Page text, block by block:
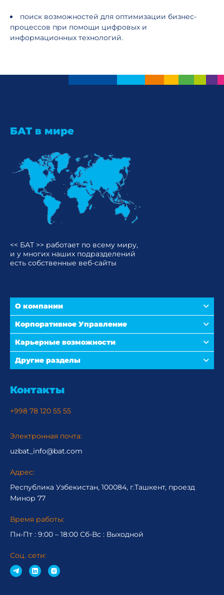
поиск возможностей для оптимизации бизнес-
процессов при помощи цифровых и
информационных технологий.
БАТ в мире
<< БАТ >> работает по всему миру,
и у многих наших подразделений
есть собственные веб-сайты
О компании
Корпоративное Управление
Карьерные возможности
Другие разделы
Контакты
+998 78 120 55 55
Электронная почта:
uzbat_info@bat.com
Адрес:
Республика Узбекистан, 100084, г.Ташкент, проезд
Минор 77
Время работы:
Пн-Пт : 9:00 – 18:00 Сб-Вc : Выходной
Соц. сети: